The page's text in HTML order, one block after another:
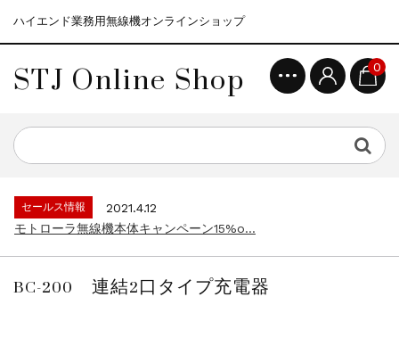
ハイエンド業務用無線機オンラインショップ
STJ Online Shop 0
セールス情報
2021.4.12
モトローラ無線機本体キャンペーン15%o...
５月大型連休に伴う営業日のお知らせ...
セールス情報
2023.4.1
セールス情報
2021.4.12
モトローラ無線機本体キャンペーン15%o...
セールス情報
2023.4.1
BC-200 連結2口タイプ充電器